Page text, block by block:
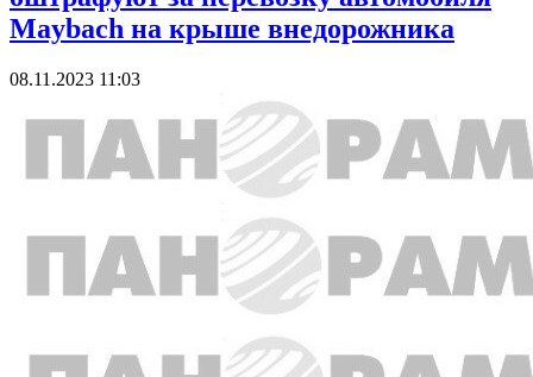
Maybach на крыше внедорожника
08.11.2023 11:03